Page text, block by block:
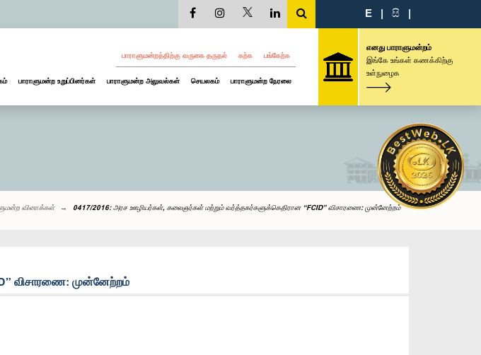
E | සි |
பாராளுமன்றத்திற்கு வருகை தருதல் கற்க பங்கேற்க
பாராளுமன்ற உறுப்பினர்கள் பாராளுமன்ற அலுவல்கள் செயலகம் பாராளுமன்ற நேரலை
எனது பாராளுமன்றம்
இங்கே உங்கள் கணக்கிற்கு
உள்நுழைக
வினாக்கள் 0417/2016: அரச ஊழியர்கள், கலைஞர்கள் மற்றும் வர்த்தகர்களுக்கெதிரான “FCID” விசாரணை: முன்னேற்றம்
விசாரணை: முன்னேற்றம்